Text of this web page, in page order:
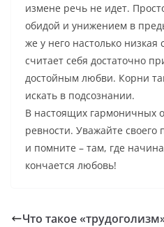
измене речь не идет.
обидой и унижением в
же у него настолько
считает себя достаточно
достойным любви. Корни
искать в подсознании.
В настоящих гармоничных
ревности. Уважайте своего
и помните – там, где
кончается любовь!
Что такое